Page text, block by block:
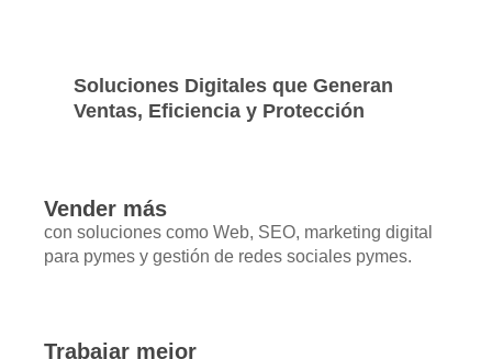
Soluciones Digitales que Generan
Ventas, Eficiencia y Protección
Vender más
con soluciones como Web, SEO, marketing digital
para pymes y gestión de redes sociales pymes.
Trabajar mejor